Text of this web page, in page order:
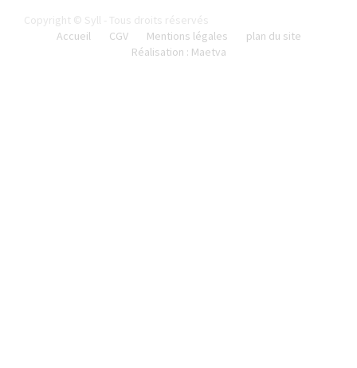
Copyright © Syll - Tous droits réservés
Accueil
CGV Mentions légales
plan du site
Réalisation : Maetva